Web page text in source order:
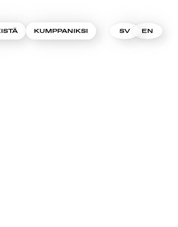
KUMPPANIKSI SV EN